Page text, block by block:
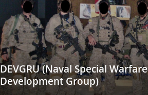
DEVGRU (Naval Special Warfare
Development Group)